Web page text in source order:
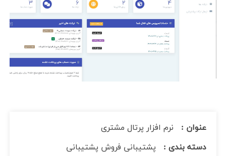
عنوان :
نرم افزار پرتال مشتری
دسته بندی :
پشتیبانی فروش پشتیبانی